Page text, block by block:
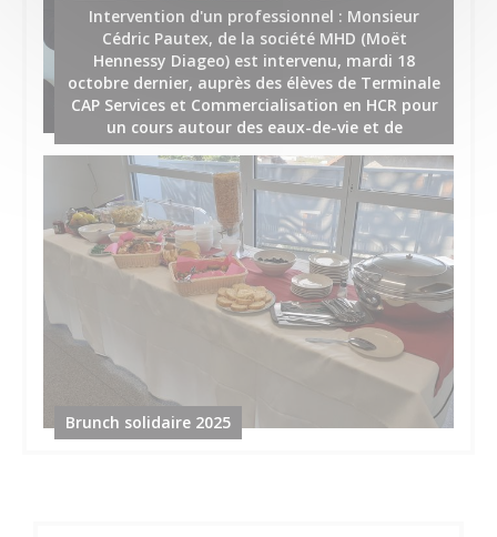
Intervention d'un professionnel : Monsieur
Cédric Pautex, de la société MHD (Moët
Hennessy Diageo) est intervenu, mardi 18
octobre dernier, auprès des élèves de Terminale
CAP Services et Commercialisation en HCR pour
un cours autour des eaux-de-vie et de
Brunch solidaire 2025